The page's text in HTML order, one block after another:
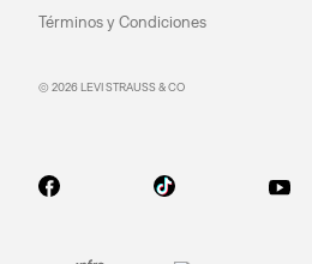
Términos y Condiciones
© 2026 LEVI STRAUSS & CO